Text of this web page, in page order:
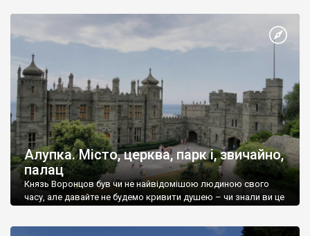
Алупка. Місто, церква, парк і, звичайно,
палац
Князь Воронцов був чи не найвідомішою людиною свого
часу, але давайте не будемо кривити душею – чи знали ви це